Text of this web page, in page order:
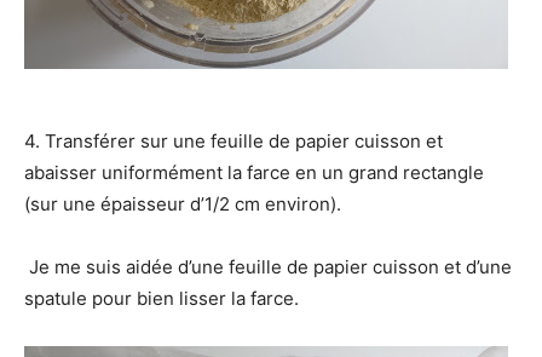
4. Transférer sur une feuille de papier cuisson et
abaisser uniformément la farce en un grand rectangle
(sur une épaisseur d’1/2 cm environ).
Je me suis aidée d’une feuille de papier cuisson et d’une
spatule pour bien lisser la farce.